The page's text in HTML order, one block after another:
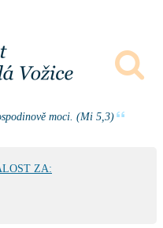
moci. (Mi 5,3)
ZA: